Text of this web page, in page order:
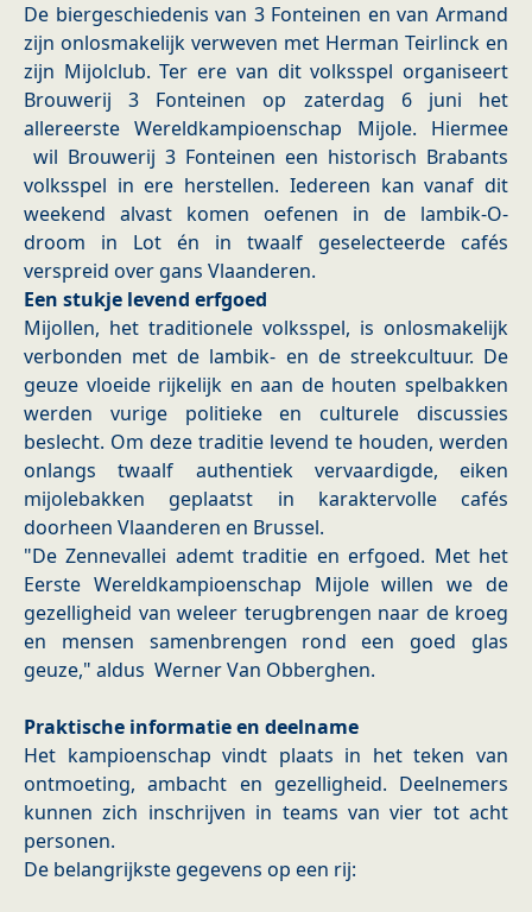
De biergeschiedenis van 3 Fonteinen en van Armand
zijn onlosmakelijk verweven met Herman Teirlinck en
zijn Mijolclub. Ter ere van dit volksspel organiseert
Brouwerij 3 Fonteinen op zaterdag 6 juni het
allereerste Wereldkampioenschap Mijole. Hiermee
wil Brouwerij 3 Fonteinen een historisch Brabants
volksspel in ere herstellen. Iedereen kan vanaf dit
weekend alvast komen oefenen in de lambik-O-
droom in Lot én in twaalf geselecteerde cafés
verspreid over gans Vlaanderen.
Een stukje levend erfgoed
Mijollen, het traditionele volksspel, is onlosmakelijk
verbonden met de lambik- en de streekcultuur. De
geuze vloeide rijkelijk en aan de houten spelbakken
werden vurige politieke en culturele discussies
beslecht. Om deze traditie levend te houden, werden
onlangs twaalf authentiek vervaardigde, eiken
mijolebakken geplaatst in karaktervolle cafés
doorheen Vlaanderen en Brussel.
"De Zennevallei ademt traditie en erfgoed. Met het
Eerste Wereldkampioenschap Mijole willen we de
gezelligheid van weleer terugbrengen naar de kroeg
en mensen samenbrengen rond een goed glas
geuze," aldus Werner Van Obberghen.
Praktische informatie en deelname
Het kampioenschap vindt plaats in het teken van
ontmoeting, ambacht en gezelligheid. Deelnemers
kunnen zich inschrijven in teams van vier tot acht
personen.
De belangrijkste gegevens op een rij: